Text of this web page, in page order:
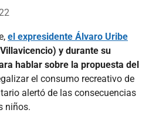
el expresidente Álvaro Uribe
y durante su
hablar sobre la propuesta del
el consumo recreativo de
alertó de las consecuencias
niños.